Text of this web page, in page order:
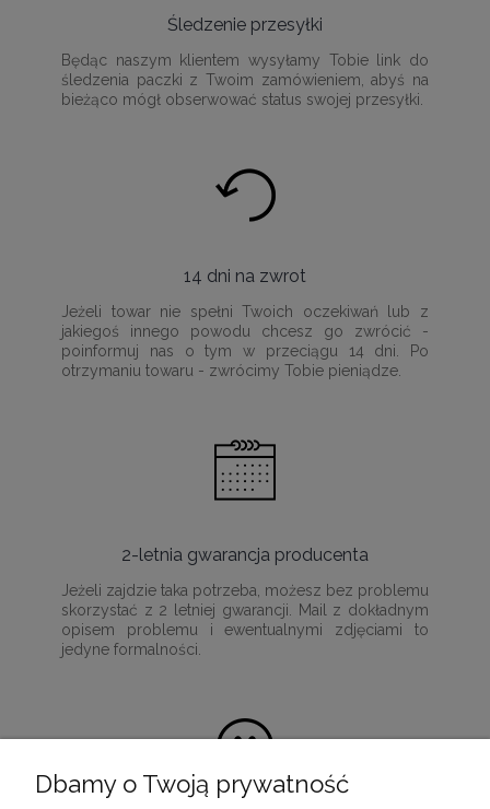
Śledzenie przesyłki
Będąc naszym klientem wysyłamy Tobie link do
śledzenia paczki z Twoim zamówieniem, abyś na
bieżąco mógł obserwować status swojej przesyłki.
14 dni na zwrot
Jeżeli towar nie spełni Twoich oczekiwań lub z
jakiegoś innego powodu chcesz go zwrócić -
poinformuj nas o tym w przeciągu 14 dni. Po
otrzymaniu towaru - zwrócimy Tobie pieniądze.
2-letnia gwarancja producenta
Jeżeli zajdzie taka potrzeba, możesz bez problemu
skorzystać z 2 letniej gwarancji. Mail z dokładnym
opisem problemu i ewentualnymi zdjęciami to
jedyne formalności.
Dbamy o Twoją prywatność